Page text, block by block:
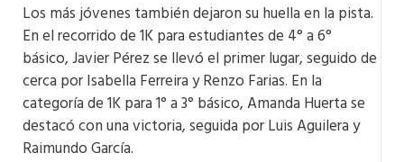
Los más jóvenes también dejaron su huella en la pista.
En el recorrido de 1K para estudiantes de 4° a 6°
básico, Javier Pérez se llevó el primer lugar, seguido de
cerca por Isabella Ferreira y Renzo Farias. En la
categoría de 1K para 1° a 3° básico, Amanda Huerta se
destacó con una victoria, seguida por Luis Aguilera y
Raimundo García.